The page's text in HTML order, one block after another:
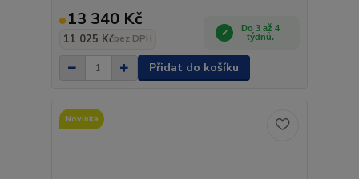
13 340 Kč
11 025 Kčbez DPH
Do 3 až 4
týdnů.
Přidat do košíku
Novinka